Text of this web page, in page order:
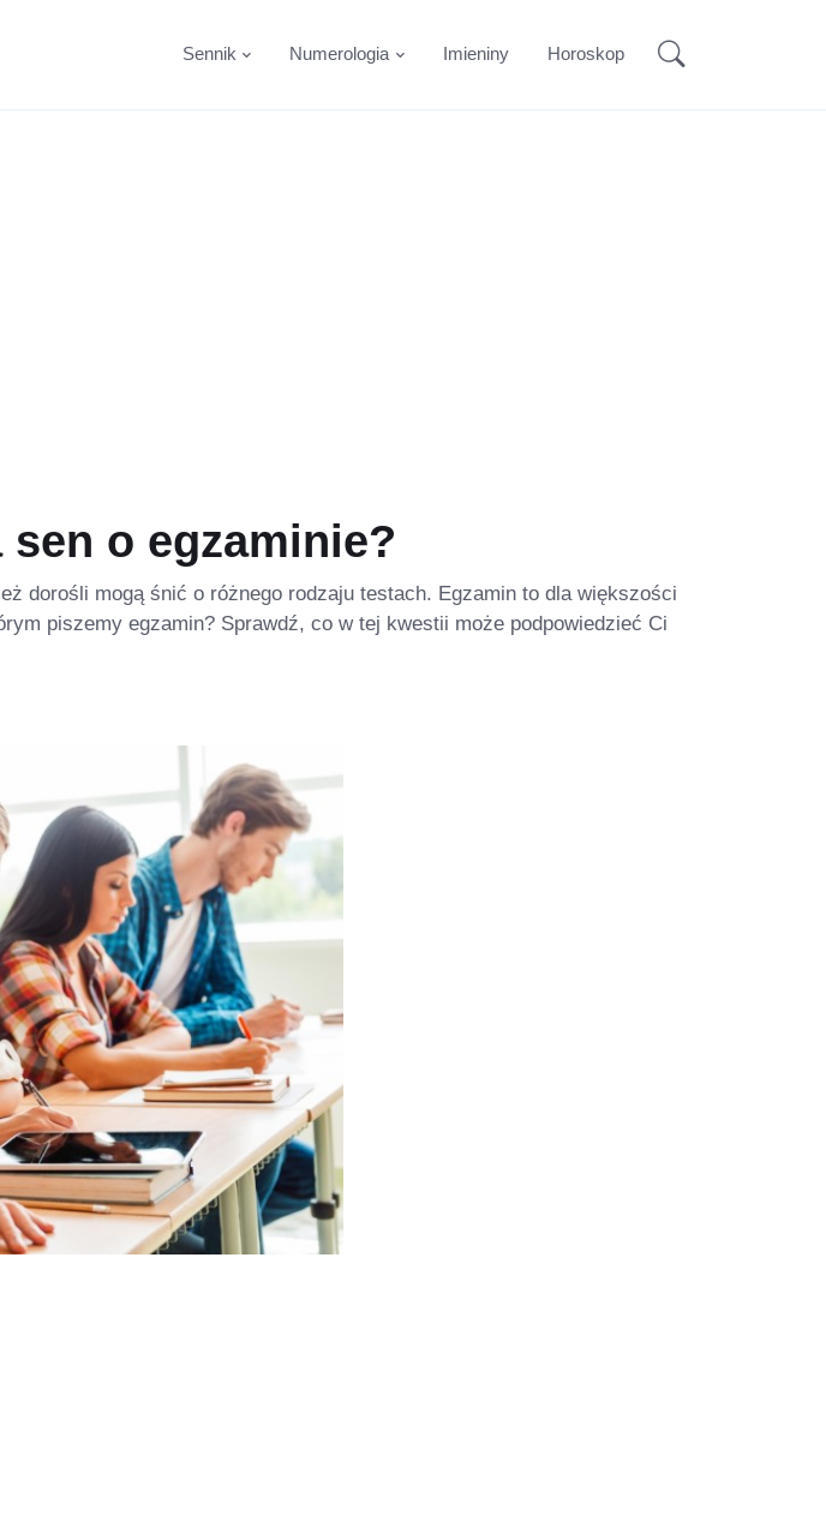
Sennik Numerologia Imieniny Horoskop
o egzaminie?
dorośli mogą śnić o różnego rodzaju testach. Egzamin to dla większości
piszemy egzamin? Sprawdź, co w tej kwestii może podpowiedzieć Ci